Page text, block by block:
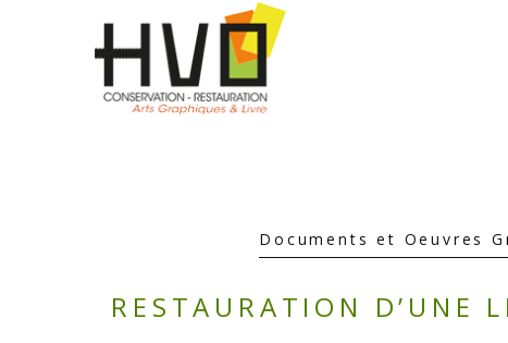
Documents et Oeuvres
RESTAURATION D’UNE